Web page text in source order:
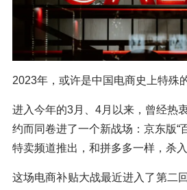
2023年，或许是中国电商史上特殊
进入今年的3月、4月以来，曾经热
约而同卷进了一个新战场：京东版“
特卖频道推出，和拼多多一样，杀
这场电商补贴大战最近进入了第二